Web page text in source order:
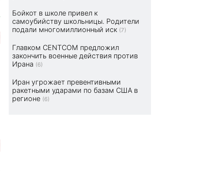
Бойкот в школе привел к
самоубийству школьницы. Родители
подали многомиллионный иск (7)
Главком CENTCOM предложил
закончить военные действия против
Ирана (6)
Иран угрожает превентивными
ракетными ударами по базам США в
регионе (6)